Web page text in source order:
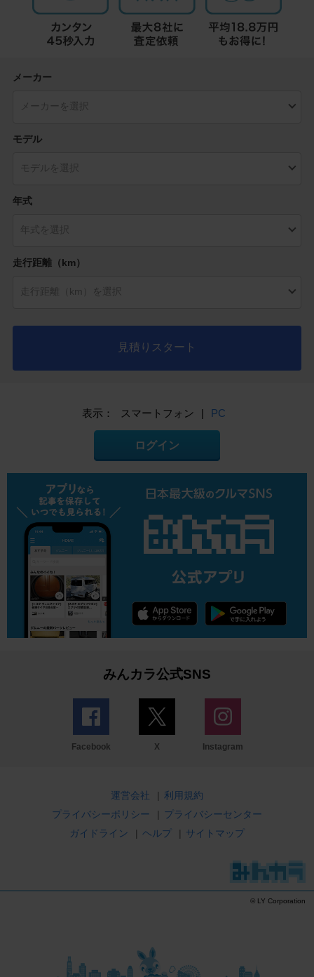
メーカー
モデル
年式
走行距離（km）
見積りスタート
表示： スマートフォン | PC
ログイン
みんカラ公式SNS
Facebook X Instagram
運営会社 | 利用規約
プライバシーポリシー
| プライバシーセンター
ガイドライン
| ヘルプ | サイトマップ
© LY Corporation